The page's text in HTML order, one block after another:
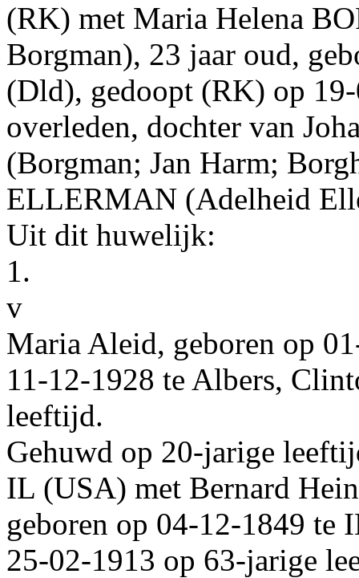
(RK) met Maria Helena
Borgman), 23 jaar oud,
(Dld), gedoopt (RK) op
overleden, dochter van
(Borgman; Jan Harm;
ELLERMAN (Adelheid
Uit dit huwelijk:
1.
v
Maria Aleid, geboren op
11‑12‑1928 te Albers,
leeftijd.
Gehuwd op 20-jarige
IL (USA) met Bernard
geboren op 04‑12‑1849 te
25‑02‑1913 op 63-jarige